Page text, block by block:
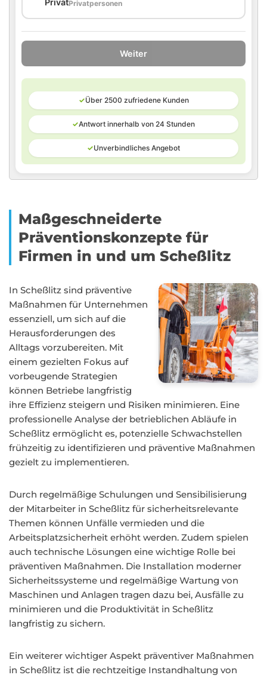
PrivatPrivatpersonen
Weiter
✓Über 2500 zufriedene Kunden
✓Antwort innerhalb von 24 Stunden
✓Unverbindliches Angebot
Maßgeschneiderte
Präventionskonzepte für
Firmen in und um Scheßlitz
In Scheßlitz sind präventive
Maßnahmen für Unternehmen
essenziell, um sich auf die
Herausforderungen des
Alltags vorzubereiten. Mit
einem gezielten Fokus auf
vorbeugende Strategien
können Betriebe langfristig
ihre Effizienz steigern und Risiken minimieren. Eine
professionelle Analyse der betrieblichen Abläufe in
Scheßlitz ermöglicht es, potenzielle Schwachstellen
frühzeitig zu identifizieren und präventive Maßnahmen
gezielt zu implementieren.
Durch regelmäßige Schulungen und Sensibilisierung
der Mitarbeiter in Scheßlitz für sicherheitsrelevante
Themen können Unfälle vermieden und die
Arbeitsplatzsicherheit erhöht werden. Zudem spielen
auch technische Lösungen eine wichtige Rolle bei
präventiven Maßnahmen. Die Installation moderner
Sicherheitssysteme und regelmäßige Wartung von
Maschinen und Anlagen tragen dazu bei, Ausfälle zu
minimieren und die Produktivität in Scheßlitz
langfristig zu sichern.
Ein weiterer wichtiger Aspekt präventiver Maßnahmen
in Scheßlitz ist die rechtzeitige Instandhaltung von